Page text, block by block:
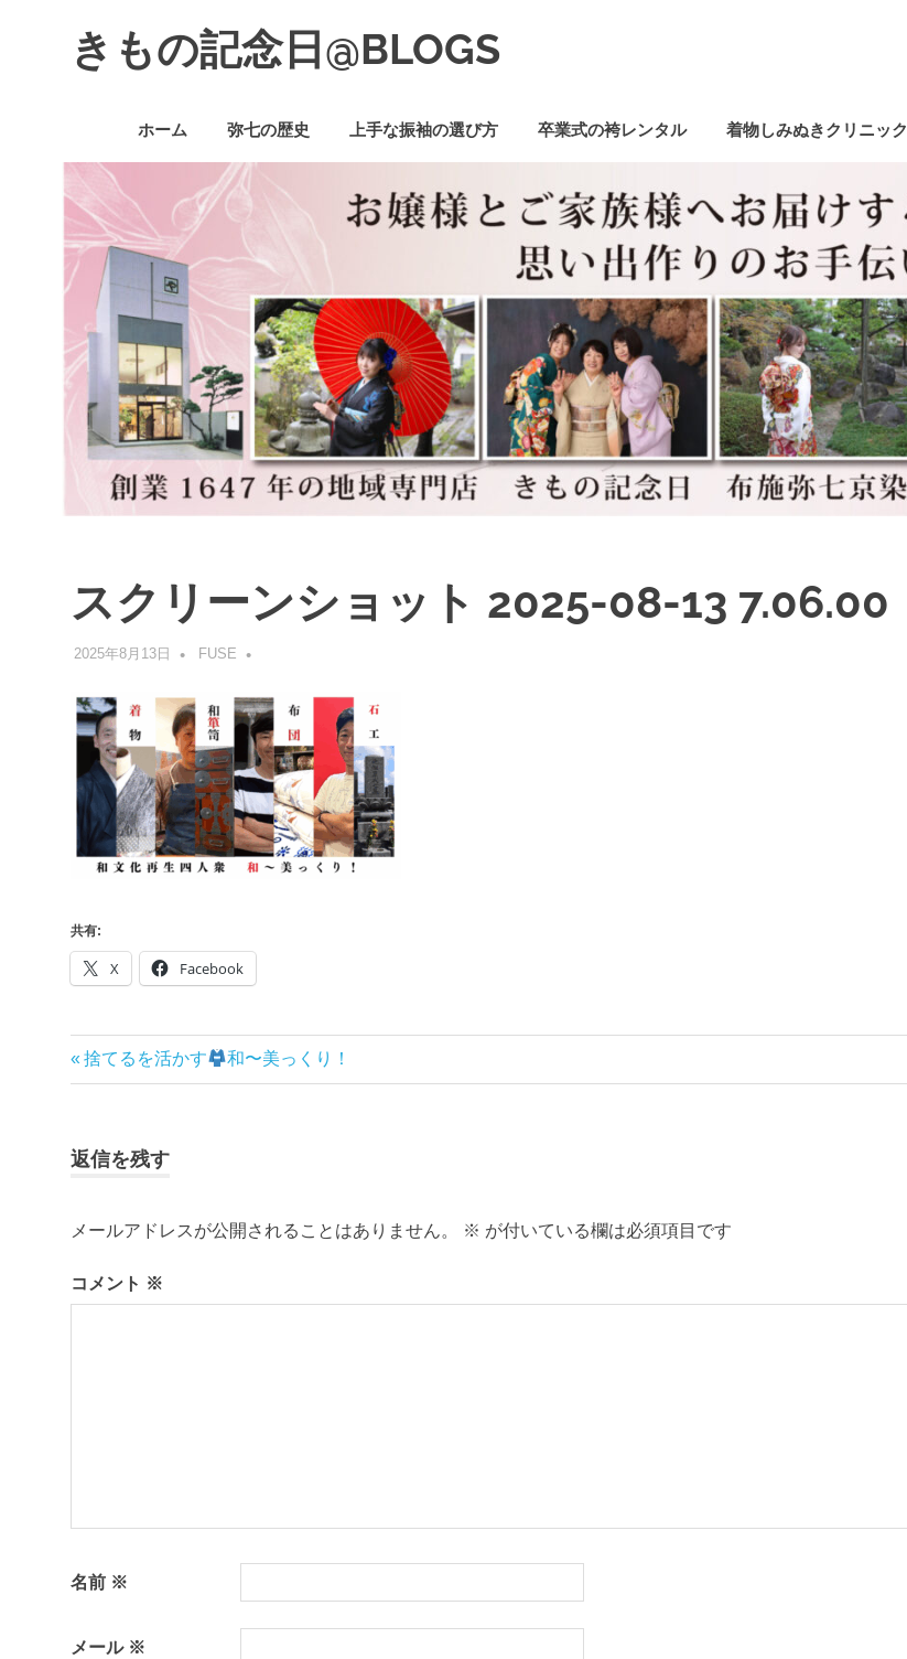
きもの記念日@BLOGS
心
者
で
も、
楽
し
ん
で
す。
ホーム 弥七の歴史 上手な振袖の選び方 卒業式の袴レンタル 着物しみぬきクリニック
スクリーンショット 2025-08-13 7.06.00
2025年8月13日 FUSE
共有:
X Facebook
投
ナ
ー
前
の
捨てるを活かす 和〜美っくり！
返信を残す
メールアドレスが公開されることはありません。 ※ が付いている欄は必須項目です
コメント ※
名前 ※
メール ※